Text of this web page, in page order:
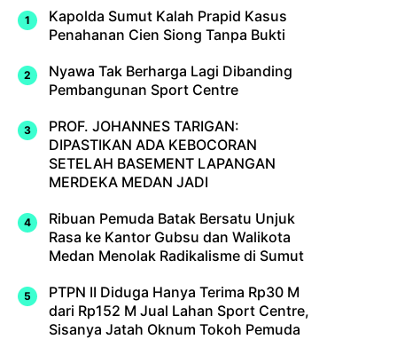
Kapolda Sumut Kalah Prapid Kasus
Penahanan Cien Siong Tanpa Bukti
Nyawa Tak Berharga Lagi Dibanding
Pembangunan Sport Centre
PROF. JOHANNES TARIGAN:
DIPASTIKAN ADA KEBOCORAN
SETELAH BASEMENT LAPANGAN
MERDEKA MEDAN JADI
Ribuan Pemuda Batak Bersatu Unjuk
Rasa ke Kantor Gubsu dan Walikota
Medan Menolak Radikalisme di Sumut
PTPN II Diduga Hanya Terima Rp30 M
dari Rp152 M Jual Lahan Sport Centre,
Sisanya Jatah Oknum Tokoh Pemuda